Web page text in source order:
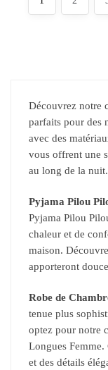
Découvrez notre
parfaits pour des
avec des
vous offrent une
au long de la nuit.
Pyjama Pilou
Pyjama Pilou
chaleur et de
maison.
apporteront
Robe de
tenue plus
optez pour notre
Longues Femme.
et des détails